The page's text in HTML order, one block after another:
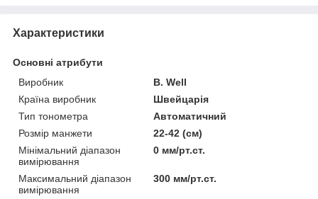
Характеристики
Основні атрибути
Виробник
B. Well
Країна виробник
Швейцарія
Тип тонометра
Автоматичний
Розмір манжети
22-42 (см)
Мінімальний діапазон
вимірювання
0 мм/рт.ст.
Максимальний діапазон
вимірювання
300 мм/рт.ст.